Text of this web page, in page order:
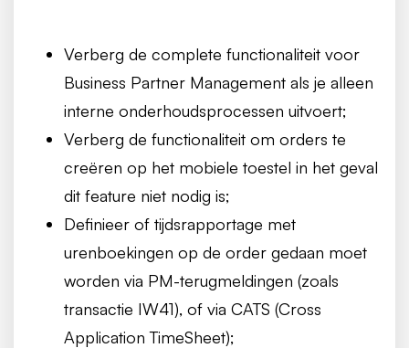
Verberg de complete functionaliteit voor
Business Partner Management als je alleen
interne onderhoudsprocessen uitvoert;
Verberg de functionaliteit om orders te
creëren op het mobiele toestel in het geval
dit feature niet nodig is;
Definieer of tijdsrapportage met
urenboekingen op de order gedaan moet
worden via PM-terugmeldingen (zoals
transactie IW41), of via CATS (Cross
Application TimeSheet);